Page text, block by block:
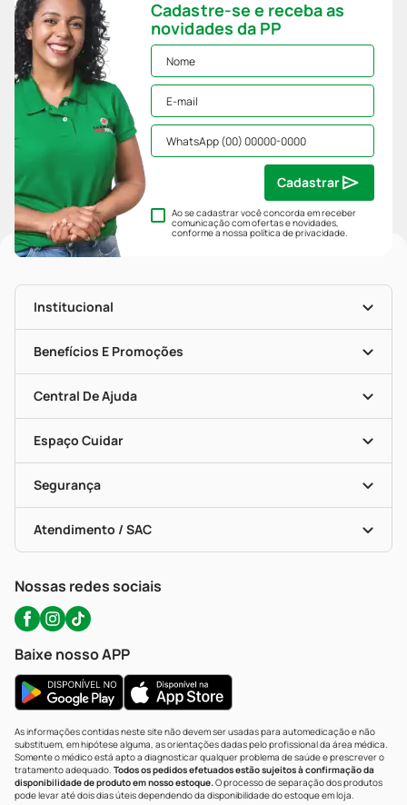
Cadastre-se e receba as
novidades da PP
Ao se cadastrar você concorda em receber
comunicação com ofertas e novidades,
conforme a nossapolítica de privacidade.
Cadastrar
Institucional
Nossas Lojas
Mapa De Categorias
Blog Da PP
Seja Uma Loja Parceira
Benefícios E Promoções
Convênios
Programa Popular Do Brasil
Encarte De Ofertas
Dermaclub
Descontos De Laboratório (PBM)
Cupons E Ofertas
Central De Ajuda
Recompra Programada
Compras Com Receita
Alomed (tele-Entrega)
Formas De Pagamento
Troca E Devolução
Bulas De A A Z
Políticas De Marketplace
Espaço Cuidar
Serviços Farmacêuticos
Testes Rápidos
Autoteste Covid-19
Segurança
Portal Da Privacidade
Atendimento / SAC
Nossas redes sociais
Baixe nosso APP
As informações contidas neste site não devem ser usadas para automedicação e não
substituem, em hipótese alguma, as orientações dadas pelo profissional da área médica.
Somente o médico está apto a diagnosticar qualquer problema de saúde e prescrever o
tratamento adequado. Todos os pedidos efetuados estão sujeitos à confirmação da
disponibilidade de produto em nosso estoque.O processo de separação dos produtos
pode levar até dois dias úteis dependendo da disponibilidade do estoque em loja.